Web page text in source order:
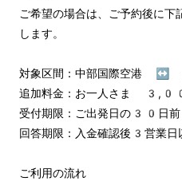
ご希望の場合は、ご予約後に
します。
対象区間：中部国際空港 ↔︎
追加料金：お一人さま
受付期限：ご出発日の30日前
回答期限：入金確認後3営業日
ご利用の流れ